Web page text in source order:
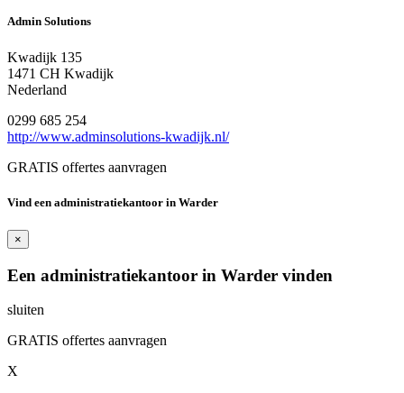
Admin Solutions
Kwadijk 135
1471 CH Kwadijk
Nederland
0299 685 254
http://www.adminsolutions-kwadijk.nl/
GRATIS offertes aanvragen
Vind een administratiekantoor in Warder
×
Een administratiekantoor in Warder vinden
sluiten
GRATIS offertes aanvragen
X